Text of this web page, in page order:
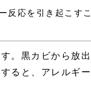
反応を引き起こすこ
。黒カビから放出
ると、アレルギー